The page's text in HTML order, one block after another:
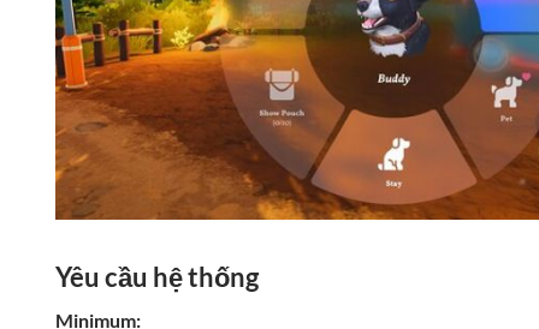
Yêu cầu hệ thống
Minimum: